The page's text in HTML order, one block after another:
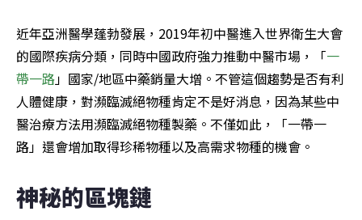
近年亞洲醫學蓬勃發展，2019年初中醫進入世界衛生大會
的國際疾病分類，同時中國政府強力推動中醫市場，「一
帶一路」國家/地區中藥銷量大增。不管這個趨勢是否有利
人體健康，對瀕臨滅絕物種肯定不是好消息，因為某些中
醫治療方法用瀕臨滅絕物種製藥。不僅如此，「一帶一
路」還會增加取得珍稀物種以及高需求物種的機會。
神秘的區塊鏈